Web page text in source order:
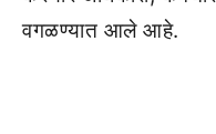
वगळण्यात आले आहे.